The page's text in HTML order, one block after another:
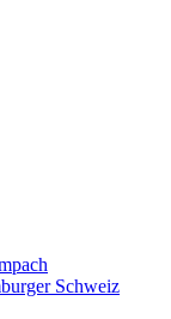
Schweiz